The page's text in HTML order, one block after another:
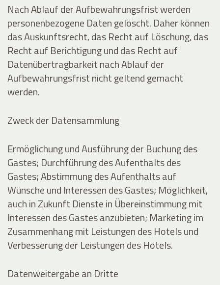
Nach Ablauf der Aufbewahrungsfrist werden
personenbezogene Daten gelöscht. Daher können
das Auskunftsrecht, das Recht auf Löschung, das
Recht auf Berichtigung und das Recht auf
Datenübertragbarkeit nach Ablauf der
Aufbewahrungsfrist nicht geltend gemacht
werden.
Zweck der Datensammlung
Ermöglichung und Ausführung der Buchung des
Gastes; Durchführung des Aufenthalts des
Gastes; Abstimmung des Aufenthalts auf
Wünsche und Interessen des Gastes; Möglichkeit,
auch in Zukunft Dienste in Übereinstimmung mit
Interessen des Gastes anzubieten; Marketing im
Zusammenhang mit Leistungen des Hotels und
Verbesserung der Leistungen des Hotels.
Datenweitergabe an Dritte